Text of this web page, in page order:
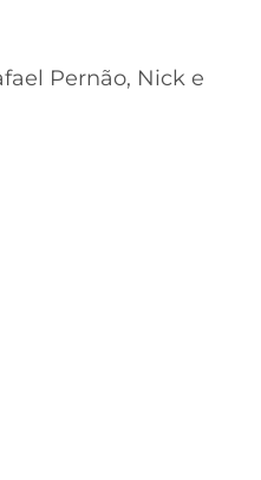
Pernão, Nick e